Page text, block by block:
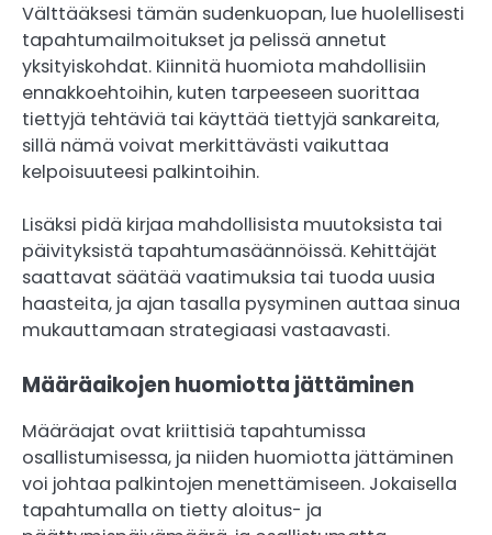
Välttääksesi tämän sudenkuopan, lue huolellisesti
tapahtumailmoitukset ja pelissä annetut
yksityiskohdat. Kiinnitä huomiota mahdollisiin
ennakkoehtoihin, kuten tarpeeseen suorittaa
tiettyjä tehtäviä tai käyttää tiettyjä sankareita,
sillä nämä voivat merkittävästi vaikuttaa
kelpoisuuteesi palkintoihin.
Lisäksi pidä kirjaa mahdollisista muutoksista tai
päivityksistä tapahtumasäännöissä. Kehittäjät
saattavat säätää vaatimuksia tai tuoda uusia
haasteita, ja ajan tasalla pysyminen auttaa sinua
mukauttamaan strategiaasi vastaavasti.
Määräaikojen huomiotta jättäminen
Määräajat ovat kriittisiä tapahtumissa
osallistumisessa, ja niiden huomiotta jättäminen
voi johtaa palkintojen menettämiseen. Jokaisella
tapahtumalla on tietty aloitus- ja